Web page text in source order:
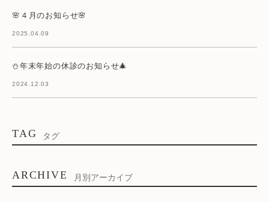
🌸４月のお知らせ🌸
2025.04.09
⛄年末年始の休診のお知らせ🎄
2024.12.03
TAG タグ
ARCHIVE 月別アーカイブ